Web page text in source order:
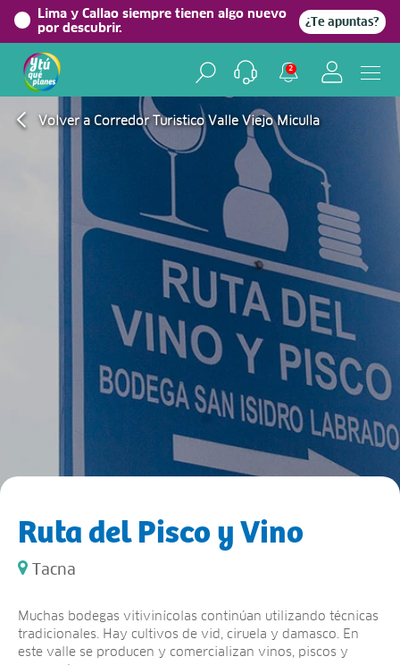
Lima y Callao siempre tienen algo nuevo
por descubrir.
¿Te apuntas?
2
Volver a Corredor Turistico Valle Viejo Miculla
Ruta del Pisco y Vino
Tacna
Muchas bodegas vitivinícolas continúan utilizando técnicas
tradicionales. Hay cultivos de vid, ciruela y damasco. En
este valle se producen y comercializan vinos, piscos y